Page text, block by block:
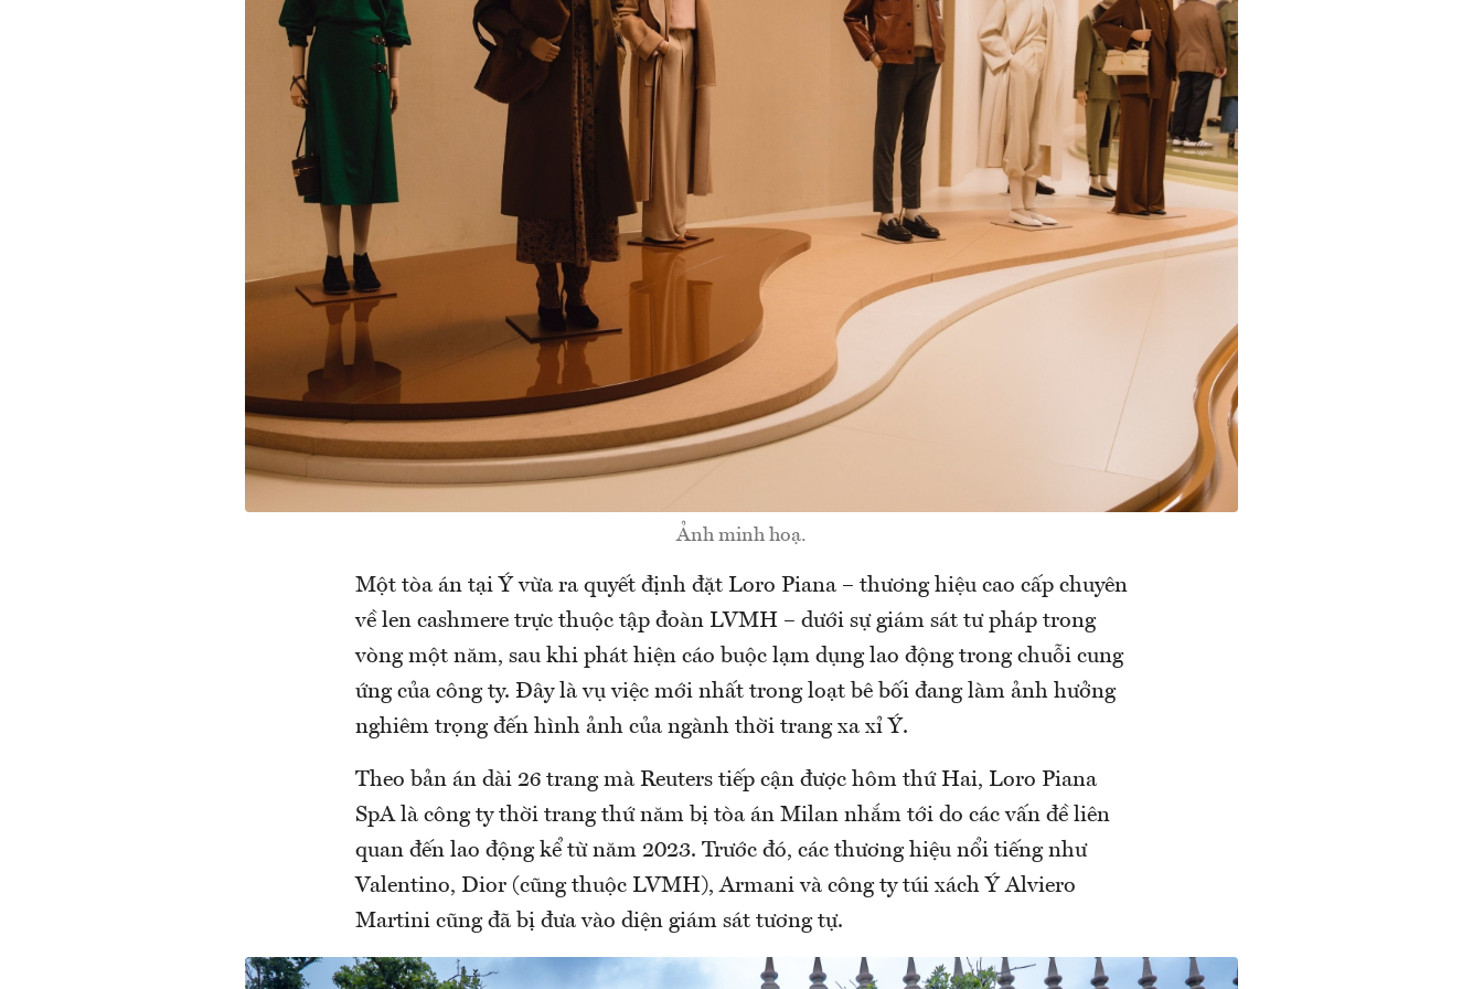
Ảnh minh hoạ.
Một tòa án tại Ý vừa ra quyết định đặt Loro Piana – thương hiệu cao cấp chuyên
về len cashmere trực thuộc tập đoàn LVMH – dưới sự giám sát tư pháp trong
vòng một năm, sau khi phát hiện cáo buộc lạm dụng lao động trong chuỗi cung
ứng của công ty. Đây là vụ việc mới nhất trong loạt bê bối đang làm ảnh hưởng
nghiêm trọng đến hình ảnh của ngành thời trang xa xỉ Ý.
Theo bản án dài 26 trang mà Reuters tiếp cận được hôm thứ Hai, Loro Piana
SpA là công ty thời trang thứ năm bị tòa án Milan nhắm tới do các vấn đề liên
quan đến lao động kể từ năm 2023. Trước đó, các thương hiệu nổi tiếng như
Valentino, Dior (cũng thuộc LVMH), Armani và công ty túi xách Ý Alviero
Martini cũng đã bị đưa vào diện giám sát tương tự.